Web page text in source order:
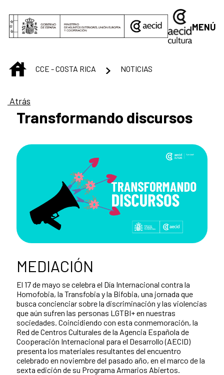
MENÚ
INICIO
CCE - COSTA RICA NOTICIAS
Atrás
Transformando discursos
MEDIACIÓN
El 17 de mayo se celebra el Día Internacional contra la
Homofobia, la Transfobia y la Bifobia, una jornada que
busca concienciar sobre la discriminación y las violencias
que aún sufren las personas LGTBI+ en nuestras
sociedades. Coincidiendo con esta conmemoración, la
Red de Centros Culturales de la Agencia Española de
Cooperación Internacional para el Desarrollo (AECID)
presenta los materiales resultantes del encuentro
celebrado en noviembre del pasado año, en el marco de la
sexta edición de su Programa Armarios Abiertos.